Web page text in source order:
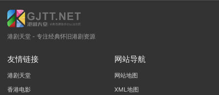
港剧天堂 - 专注经典怀旧港剧资源
友情链接
港剧天堂
香港电影
网站导航
网站地图
XML地图